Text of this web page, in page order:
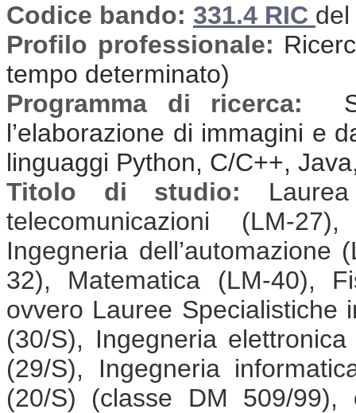
Codice bando: 331.4 RIC
Profilo professionale:
tempo determinato)
Programma di ricerca:
l’elaborazione di immagini e
linguaggi Python, C/C++,
Titolo di studio:
telecomunicazioni (LM-
Ingegneria dell’automazione
32), Matematica (LM-40),
ovvero Lauree Specialistiche
(30/S), Ingegneria
(29/S), Ingegneria
(20/S) (classe DM 509/99),